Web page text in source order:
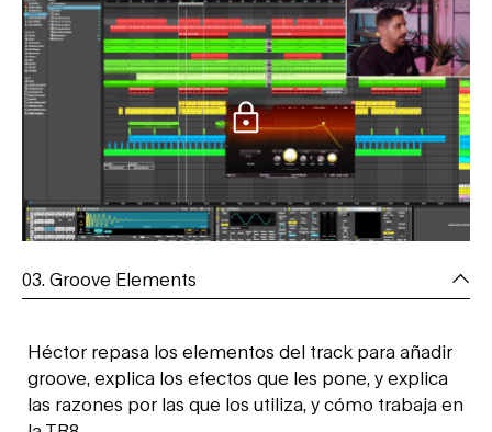
03. Groove Elements
Héctor repasa los elementos del track para añadir
groove, explica los efectos que les pone, y explica
las razones por las que los utiliza, y cómo trabaja en